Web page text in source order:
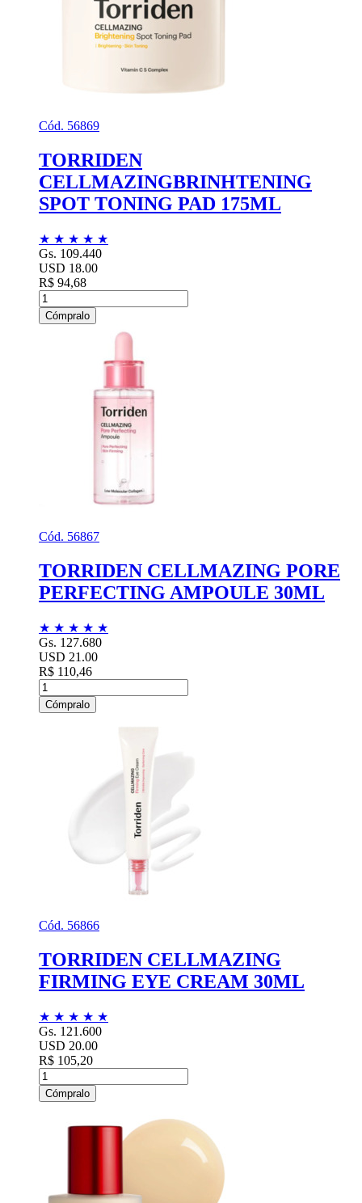
Cód. 56869
TORRIDEN
CELLMAZINGBRINHTENING
SPOT TONING PAD 175ML
★ ★ ★ ★ ★
Gs. 109.440
USD 18.00
R$ 94,68
Cómpralo
Cód. 56867
TORRIDEN CELLMAZING PORE
PERFECTING AMPOULE 30ML
★ ★ ★ ★ ★
Gs. 127.680
USD 21.00
R$ 110,46
Cómpralo
Cód. 56866
TORRIDEN CELLMAZING
FIRMING EYE CREAM 30ML
★ ★ ★ ★ ★
Gs. 121.600
USD 20.00
R$ 105,20
Cómpralo